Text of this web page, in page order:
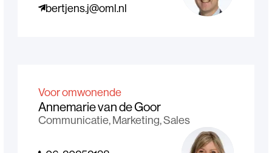
bertjens.j@oml.nl
Voor omwonende
Annemarie van de Goor
Communicatie, Marketing, Sales